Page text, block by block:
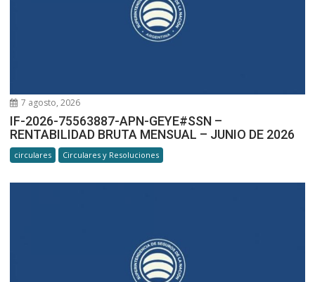
7 agosto, 2026
IF-2026-75563887-APN-GEYE#SSN –
RENTABILIDAD BRUTA MENSUAL – JUNIO DE 2026
circulares Circulares y Resoluciones